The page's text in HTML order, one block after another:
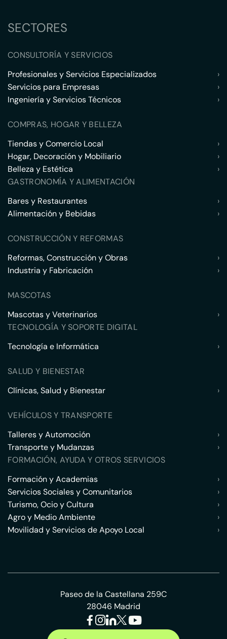
SECTORES
CONSULTORÍA Y SERVICIOS
Profesionales y Servicios Especializados
›
Servicios para Empresas
›
Ingeniería y Servicios Técnicos
›
COMPRAS, HOGAR Y BELLEZA
Tiendas y Comercio Local
›
Hogar, Decoración y Mobiliario
›
Belleza y Estética
›
GASTRONOMÍA Y ALIMENTACIÓN
Bares y Restaurantes
›
Alimentación y Bebidas
›
CONSTRUCCIÓN Y REFORMAS
Reformas, Construcción y Obras
›
Industria y Fabricación
›
MASCOTAS
Mascotas y Veterinarios
›
TECNOLOGÍA Y SOPORTE DIGITAL
Tecnología e Informática
›
SALUD Y BIENESTAR
Clínicas, Salud y Bienestar
›
VEHÍCULOS Y TRANSPORTE
Talleres y Automoción
›
Transporte y Mudanzas
›
FORMACIÓN, AYUDA Y OTROS SERVICIOS
Formación y Academias
›
Servicios Sociales y Comunitarios
›
Turismo, Ocio y Cultura
›
Agro y Medio Ambiente
›
Movilidad y Servicios de Apoyo Local
›
Paseo de la Castellana 259C
28046 Madrid